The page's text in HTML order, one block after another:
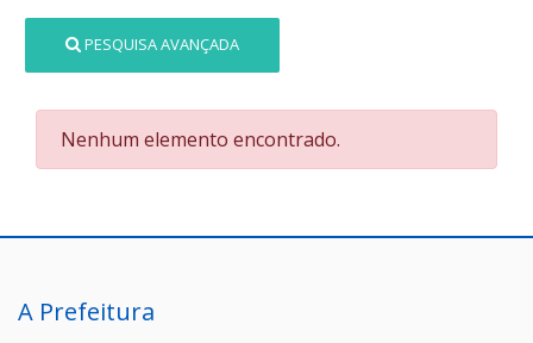
PESQUISA AVANÇADA
Nenhum elemento encontrado.
A Prefeitura